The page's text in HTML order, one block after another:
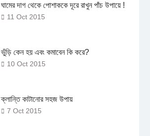
ঘামের দাগ থেকে পোশাককে দূরে রাখুন পাঁচ উপায়ে !
11 Oct 2015
ভুঁড়ি কেন হয় এবং কমাবেন কি করে?
10 Oct 2015
ক্লান্তি কাটানোর সহজ উপায়
7 Oct 2015